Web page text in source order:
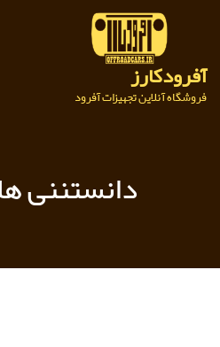
آفرودکارز
فروشگاه آنلاین تجهیزات آفرود
دانستننی